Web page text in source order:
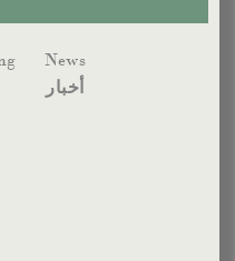
News
أخبار